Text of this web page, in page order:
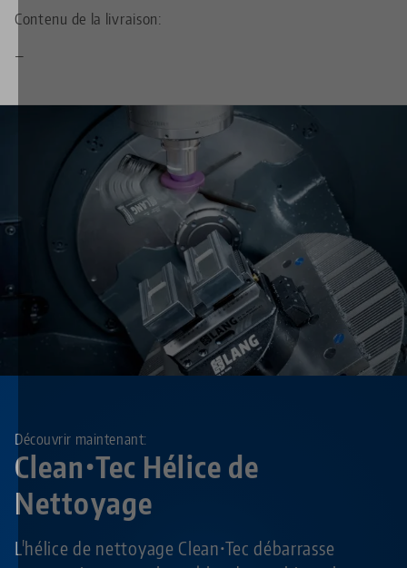
Contenu de la livraison:
—
Clean•Tec Hélice de
Nettoyage
Découvrir maintenant:
L'hélice de nettoyage Clean•Tec débarrasse